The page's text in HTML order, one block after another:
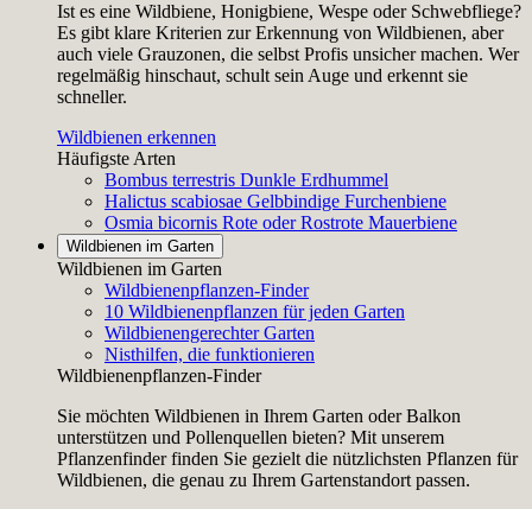
Ist es eine Wildbiene, Honigbiene, Wespe oder Schwebfliege?
Es gibt klare Kriterien zur Erkennung von Wildbienen, aber
auch viele Grauzonen, die selbst Profis unsicher machen. Wer
regelmäßig hinschaut, schult sein Auge und erkennt sie
schneller.
Wildbienen erkennen
Häufigste Arten
Bombus terrestris Dunkle Erdhummel
Halictus scabiosae Gelbbindige Furchenbiene
Osmia bicornis Rote oder Rostrote Mauerbiene
Wildbienen im Garten
Wildbienen im Garten
Wildbienenpflanzen-Finder
10 Wildbienenpflanzen für jeden Garten
Wildbienengerechter Garten
Nisthilfen, die funktionieren
Wildbienenpflanzen-Finder
Sie möchten Wildbienen in Ihrem Garten oder Balkon
unterstützen und Pollenquellen bieten? Mit unserem
Pflanzenfinder finden Sie gezielt die nützlichsten Pflanzen für
Wildbienen, die genau zu Ihrem Gartenstandort passen.